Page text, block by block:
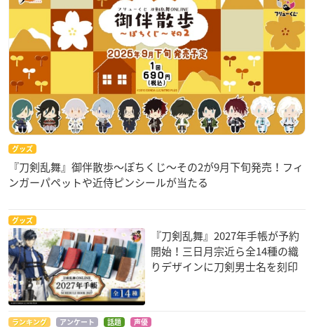
グッズ
『刀剣乱舞』御伴散歩～ぽちくじ～その2が9月下旬発売！フィ
ンガーパペットや近侍ピンシールが当たる
グッズ
『刀剣乱舞』2027年手帳が予約
開始！三日月宗近ら全14種の織
りデザインに刀剣男士名を刻印
ランキング アンケート 話題 声優